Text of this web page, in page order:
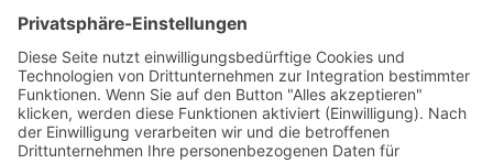
Abschleppkosten abgedeckt sind. Auf diese Weise
können Sie besser auf eine mögliche
Abschleppsituation
Abschleppdienste und Hotels:
Ein umfassendes Angebot für